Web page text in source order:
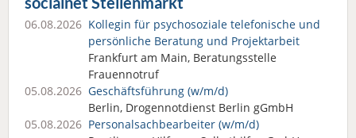
06.08.2026 Kollegin für psychosoziale telefonische und
persönliche Beratung und Projektarbeit
Frankfurt am Main, Beratungsstelle
Frauennotruf
05.08.2026 Geschäftsführung (w/m/d)
Berlin, Drogennotdienst Berlin gGmbH
05.08.2026 Personalsach­bearbeiter (w/m/d)